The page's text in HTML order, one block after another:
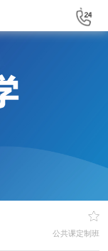
公共课定制班